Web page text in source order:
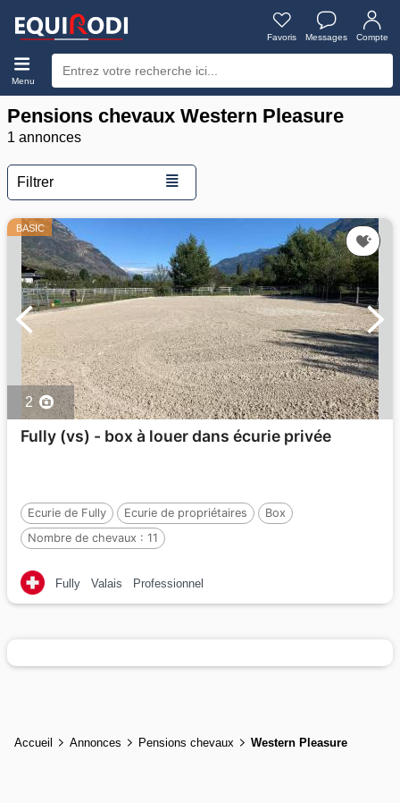
Favoris Messages Compte
Menu
Pensions chevaux Western Pleasure
1 annonces
Filtrer ≣
BASIC
2
Fully (vs) - box à louer dans écurie privée
Ecurie de Fully Ecurie de propriétaires
Box
Nombre de chevaux : 11
Fully Valais Professionnel
Accueil Annonces Pensions chevaux Western Pleasure